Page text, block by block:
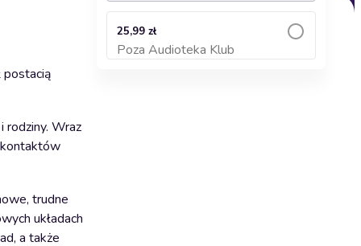
postacią
rodziny. Wraz
kontaktów
trudne
układach
a także
25,99 zł
Poza Audioteka Klub
Dodaj do koszyka